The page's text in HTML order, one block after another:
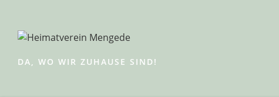
springen
DA, WO WIR ZUHAUSE SIND!